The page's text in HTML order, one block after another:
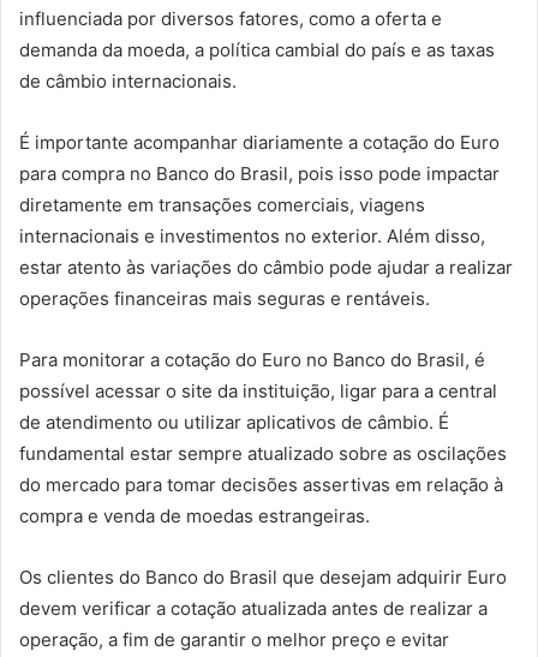
influenciada por diversos fatores, como a oferta e
demanda da moeda, a política cambial do país e as taxas
de câmbio internacionais.
É importante acompanhar diariamente a cotação do Euro
para compra no Banco do Brasil, pois isso pode impactar
diretamente em transações comerciais, viagens
internacionais e investimentos no exterior. Além disso,
estar atento às variações do câmbio pode ajudar a realizar
operações financeiras mais seguras e rentáveis.
Para monitorar a cotação do Euro no Banco do Brasil, é
possível acessar o site da instituição, ligar para a central
de atendimento ou utilizar aplicativos de câmbio. É
fundamental estar sempre atualizado sobre as oscilações
do mercado para tomar decisões assertivas em relação à
compra e venda de moedas estrangeiras.
Os clientes do Banco do Brasil que desejam adquirir Euro
devem verificar a cotação atualizada antes de realizar a
operação, a fim de garantir o melhor preço e evitar